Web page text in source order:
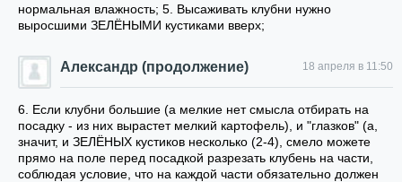
нормальная влажность; 5. Высаживать клубни нужно
выросшими ЗЕЛЁНЫМИ кустиками вверх;
Александр (продолжение) 18 апреля в 11:50
6. Если клубни большие (а мелкие нет смысла отбирать на
посадку - из них вырастет мелкий картофель), и "глазков" (а,
значит, и ЗЕЛЁНЫХ кустиков несколько (2-4), смело можете
прямо на поле перед посадкой разрезать клубень на части,
соблюдая условие, что на каждой части обязательно должен